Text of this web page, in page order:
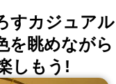
すカジュアル
を眺めながら
しもう!